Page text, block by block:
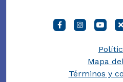
Mapa
Términos y